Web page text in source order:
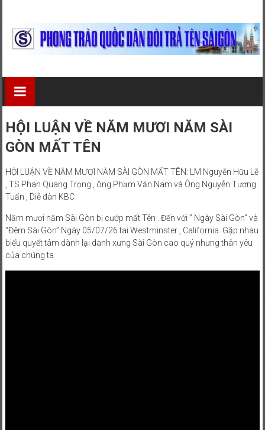
content
Phong
Trào
Quốc
Dân
Đòi
Trả
Tên
Sài
Gòn
HỘI LUẬN VỀ NĂM MƯƠI NĂM SÀI
GÒN MẤT TÊN
HỘI LUẬN VỀ NĂM MƯƠI NĂM SÀI GÒN MẤT TÊN: LM Nguyễn Hữu Lễ
, TS Phan Quang Trọng , ông Phạm Văn Nam và Ông Nguyễn Tương
Tuấn , Diễ đàn KBC
Năm mươi năm Sài Gòn bị cướp mất Tên . Đến với ” Ngày Sài Gòn” và
“Đêm Sài Gòn” Ngày 05/07/26 tai Westminster , California. Gặp nhau
biểu quyết tâm dành lại danh xưng Sài Gòn cao quý nhưng thân yêu
của chúng ta